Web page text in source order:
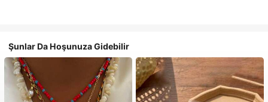
Şunlar Da Hoşunuza Gidebilir